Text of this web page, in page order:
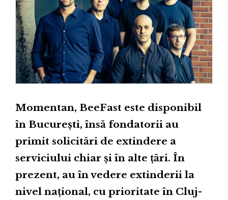
Momentan, BeeFast este disponibil
în București, însă fondatorii au
primit solicitări de extindere a
serviciului chiar și în alte țări. În
prezent, au în vedere extinderii la
nivel național, cu prioritate în Cluj-